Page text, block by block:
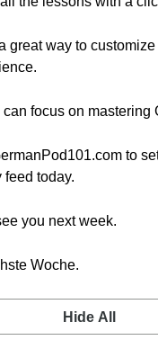
great way to
focus on mastering
to
feed today.
you next week.
Woche.
Hide All